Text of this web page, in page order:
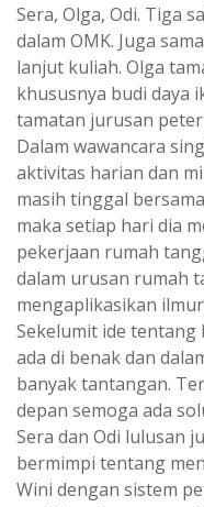
Sera, Olga, Odi. Tiga
dalam OMK. Juga
lanjut kuliah. Olga
khususnya budi daya
tamatan jurusan
Dalam wawancara
aktivitas harian dan
masih tinggal
maka setiap hari dia
pekerjaan rumah
dalam urusan rumah
mengaplikasikan
Sekelumit ide tentang
ada di benak dan
banyak tantangan.
depan semoga ada
Sera dan Odi lulusan
bermimpi tentang
Wini dengan sistem